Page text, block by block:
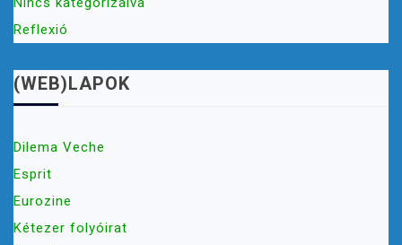
Reflexió
(WEB)LAPOK
Dilema Veche
Esprit
Eurozine
Kétezer folyóirat